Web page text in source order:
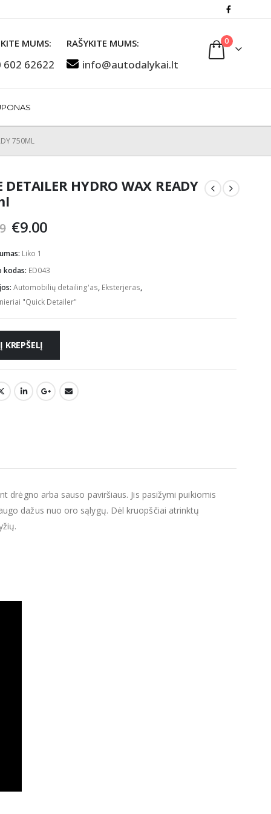
MUMS:
602 62622
RAŠYKITE MUMS:
info@autodalykai.lt
0
750ML
DETAILER HYDRO WAX READY
Original
was:
€13.69.
€9.00Current
€9.00.
Liko 1
kodas: ED043
Automobilių detailing'as, Eksterjeras,
"Quick Detailer"
Į KREPŠELĮ
drėgno arba sauso paviršiaus. Jis pasižymi puikiomis
dažus nuo oro sąlygų. Dėl kruopščiai atrinktų